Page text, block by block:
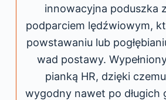
innowacyjna poduszka
podparciem lędźwiowym,
powstawaniu lub
wad postawy.
pianką HR, dzięki
wygodny nawet po długich